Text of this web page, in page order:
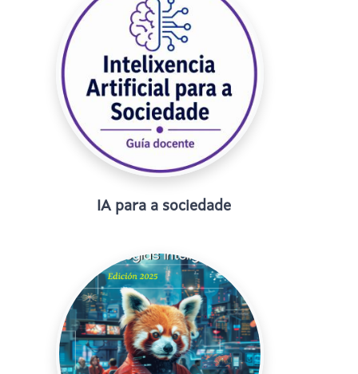
IA para a sociedade